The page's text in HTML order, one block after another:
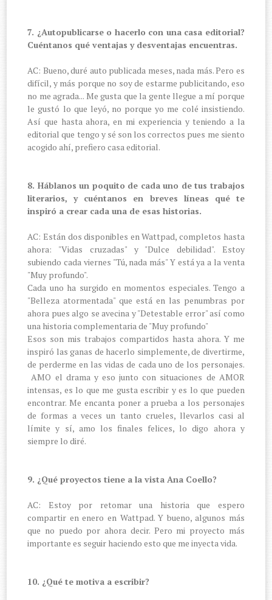
7. ¿Autopublicarse o hacerlo con una casa editorial?
Cuéntanos qué ventajas y desventajas encuentras.
AC: Bueno, duré auto publicada meses, nada más. Pero es
difícil, y más porque no soy de estarme publicitando, eso
no me agrada... Me gusta que la gente llegue a mí porque
le gustó lo que leyó, no porque yo me colé insistiendo.
Así que hasta ahora, en mi experiencia y teniendo a la
editorial que tengo y sé son los correctos pues me siento
acogido ahí, prefiero casa editorial.
8. Háblanos un poquito de cada uno de tus trabajos
literarios, y cuéntanos en breves líneas qué te
inspiró a crear cada una de esas historias.
AC: Están dos disponibles en Wattpad, completos hasta
ahora: "Vidas cruzadas" y "Dulce debilidad". Estoy
subiendo cada viernes "Tú, nada más" Y está ya a la venta
"Muy profundo".
Cada uno ha surgido en momentos especiales. Tengo a
"Belleza atormentada" que está en las penumbras por
ahora pues algo se avecina y "Detestable error" así como
una historia complementaria de "Muy profundo"
Esos son mis trabajos compartidos hasta ahora. Y me
inspiró las ganas de hacerlo simplemente, de divertirme,
de perderme en las vidas de cada uno de los personajes.
AMO el drama y eso junto con situaciones de AMOR
intensas, es lo que me gusta escribir y es lo que pueden
encontrar. Me encanta poner a prueba a los personajes
de formas a veces un tanto crueles, llevarlos casi al
límite y sí, amo los finales felices, lo digo ahora y
siempre lo diré.
9. ¿Qué proyectos tiene a la vista Ana Coello?
AC: Estoy por retomar una historia que espero
compartir en enero en Wattpad. Y bueno, algunos más
que no puedo por ahora decir. Pero mi proyecto más
importante es seguir haciendo esto que me inyecta vida.
10. ¿Qué te motiva a escribir?